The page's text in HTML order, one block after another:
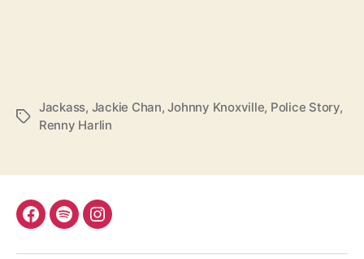
Schlagwörter
Jackass, Jackie Chan,Johnny Knoxville, Police Story,
Renny Harlin
Facebook
SpotifyInstagram